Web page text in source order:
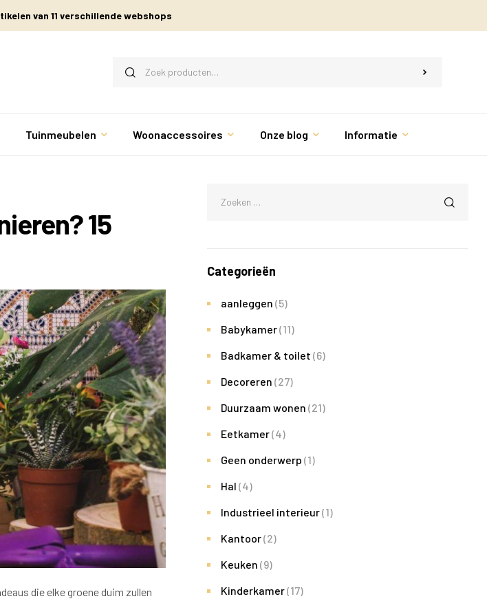
van 11 verschillende webshops
Tuinmeubelen Woonaccessoires Onze blog Informatie
15
die elke groene duim zullen
Categorieën
aanleggen (5)
Babykamer(11)
Badkamer & toilet (6)
Decoreren (27)
Duurzaam wonen (21)
Eetkamer(4)
Geen onderwerp (1)
Hal (4)
Industrieel interieur(1)
Kantoor(2)
Keuken (9)
Kinderkamer(17)